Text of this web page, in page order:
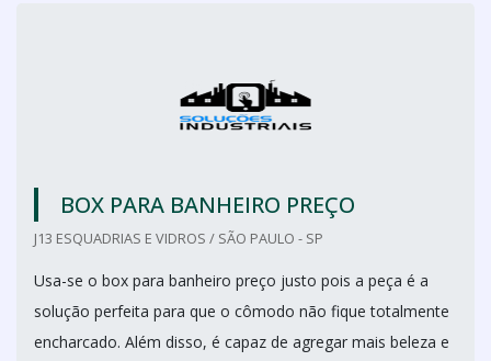
BOX PARA BANHEIRO PREÇO
J13 ESQUADRIAS E VIDROS / SÃO PAULO - SP
Usa-se o box para banheiro preço justo pois a peça é a
solução perfeita para que o cômodo não fique totalmente
encharcado. Além disso, é capaz de agregar mais beleza e